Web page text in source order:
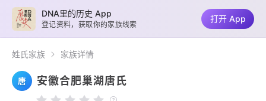
姓氏家族 家族详情
唐 安徽合肥巢湖唐氏
DNA里的历史 App
登记资料，获取你的家族线索
打开 App